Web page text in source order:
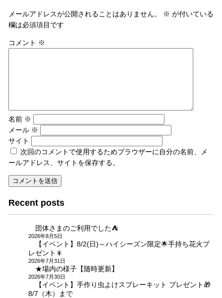
ビ
ゲ
メールアドレスが公開されることはありません。 ※ が付いている
欄は必須項目です
コメント ※
名前 ※
メール ※
サイト
次回のコメントで使用するためブラウザーに自分の名前、メ
ールアドレス、サイトを保存する。
Recent posts
団体さまのご利用でした⛺
2026年8月5日
【イベント】8/2(日)～ハイシーズン限定🌟手持ち花火プ
レゼント🎇
2026年7月31日
★場内の様子【随時更新】
2026年7月30日
【イベント】手作り虫よけスプレーキット プレゼント🎁
8/7（木）まで